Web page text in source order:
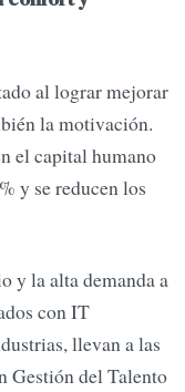
al lograr mejorar
la motivación.
el capital humano
y se reducen los
y la alta demanda a
con IT
llevan a las
Gestión del Talento